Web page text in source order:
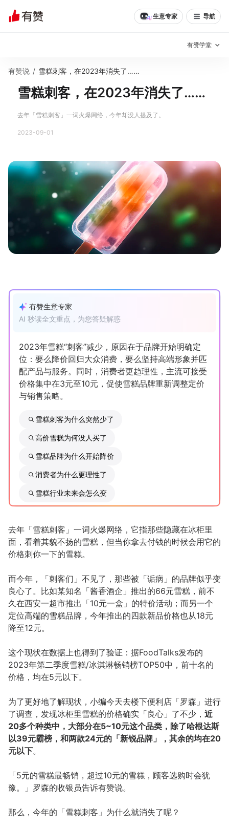
生意专家 导航
有赞学堂
私域日历 增长方法
面对面聊增长
有赞春季发布会 实干家直播间
新零售大会 新零售茶会
门店经营增长公开课
增长产品指南
智库
行业洞察
品牌消费观 行业报告
培训课程
私域课程 新零售内参
增长俱乐部 有赞商盟
商家社区 社群交流
合作共进
入驻有赞 认证代理商
认证服务商 设计服务商
有赞云 数据通服务
有赞说 / 雪糕刺客，在2023年消失了……
雪糕刺客，在2023年消失了……
去年「雪糕刺客」一词火爆网络，今年却没人提及了。
2023-09-01
有赞生意专家
AI 秒读全文重点，为您答疑解惑
2023年雪糕“刺客”减少，原因在于品牌开始明确定
位：要么降价回归大众消费，要么坚持高端形象并匹
配产品与服务。同时，消费者更趋理性，主流可接受
价格集中在3元至10元，促使雪糕品牌重新调整定价
与销售策略。
雪糕刺客为什么突然少了
高价雪糕为何没人买了
雪糕品牌为什么开始降价
消费者为什么更理性了
雪糕行业未来会怎么变
去年「雪糕刺客」一词火爆网络，它指那些隐藏在冰柜里
面，看着其貌不扬的雪糕，但当你拿去付钱的时候会用它的
价格刺你一下的雪糕。
而今年，「刺客们」不见了，那些被「诟病」的品牌似乎变
良心了。比如某知名「酱香酒企」推出的66元雪糕，前不
久在西安一超市推出「10元一盒」的特价活动；而另一个
定位高端的雪糕品牌，今年推出的四款新品价格也从18元
降至12元。
这个现状在数据上也得到了验证：据FoodTalks发布的
2023年第二季度雪糕/冰淇淋畅销榜TOP50中，前十名的
价格，均在5元以下。
为了更好地了解现状，小编今天去楼下便利店「罗森」进行
了调查，发现冰柜里雪糕的价格确实「良心」了不少， 近
20多个种类中，大部分在5~10元这个品类，除了哈根达斯
以39元霸榜，和两款24元的「新锐品牌」，其余的均在20
元以下。
「5元的雪糕最畅销，超过10元的雪糕，顾客选购时会犹
豫。」罗森的收银员告诉有赞说。
那么，今年的「雪糕刺客」为什么就消失了呢？